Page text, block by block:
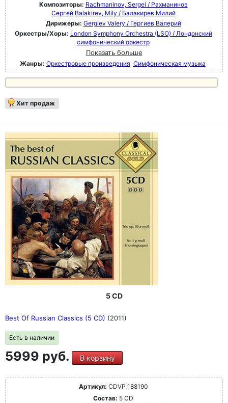
Композиторы: Rachmaninov, Sergei / Рахманинов
Сергей Balakirev, Mily / Балакирев Милий
Дирижеры: Gergiev Valery / Гергиев Валерий
Оркестры/Хоры: London Symphony Orchestra (LSO) / Лондонский
симфонический оркестр
Показать больше
Жанры: Оркестровые произведения Симфоническая музыка
Хит продаж
5 CD
Best Of Russian Classics (5 CD) (2011)
Есть в наличии
5999 руб. В корзину
Артикул: CDVP 188190
Состав: 5 CD